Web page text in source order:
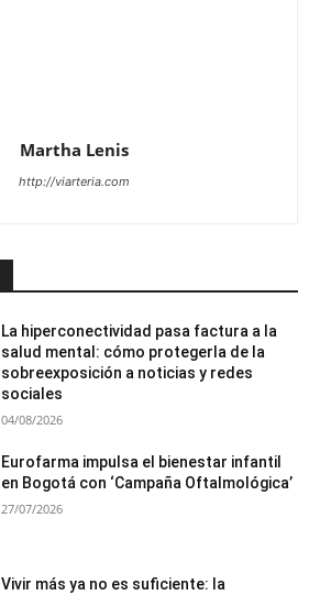
Martha Lenis
http://viarteria.com
La hiperconectividad pasa factura a la
salud mental: cómo protegerla de la
sobreexposición a noticias y redes
sociales
04/08/2026
Eurofarma impulsa el bienestar infantil
en Bogotá con ‘Campaña Oftalmológica’
27/07/2026
Vivir más ya no es suficiente: la